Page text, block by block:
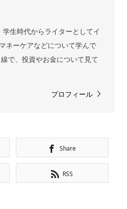
生時代からライターとしてイ
ネーケアなどについて学んで
で、投資やお金について見て
プロフィール
Share
RSS